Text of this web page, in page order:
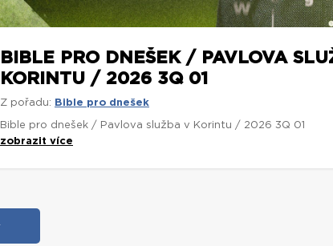
BIBLE PRO DNEŠEK / PAVLOVA
KORINTU / 2026 3Q 01
Z pořadu: Bible pro dnešek
Bible pro dnešek / Pavlova služba v Korintu / 2026 3Q 01
zobrazit více